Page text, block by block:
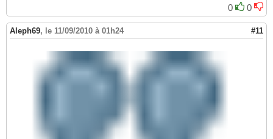
0
0
Aleph69, le 11/09/2010 à 01h24 #11